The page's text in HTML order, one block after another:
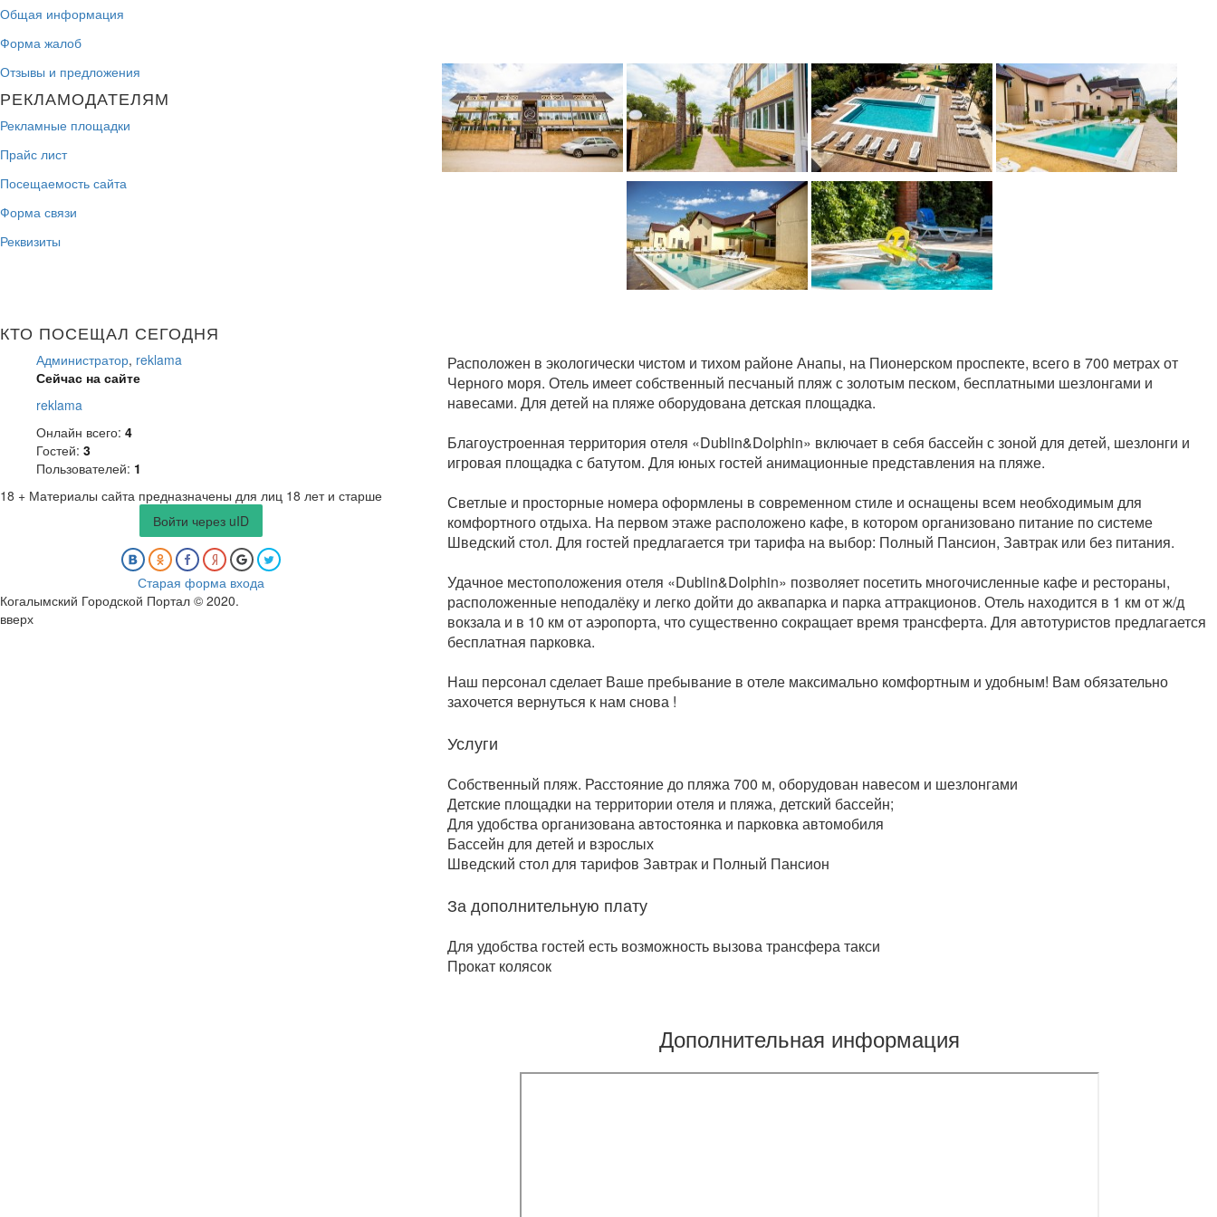
Расположен в экологически чистом и тихом районе Анапы, на Пионерском проспекте, всего в 700 метрах от
Черного моря. Отель имеет собственный песчаный пляж с золотым песком, бесплатными шезлонгами и
навесами. Для детей на пляже оборудована детская площадка.
Благоустроенная территория отеля «Dublin&Dolphin» включает в себя бассейн с зоной для детей, шезлонги и
игровая площадка с батутом. Для юных гостей анимационные представления на пляже.
Светлые и просторные номера оформлены в современном стиле и оснащены всем необходимым для
комфортного отдыха. На первом этаже расположено кафе, в котором организовано питание по системе
Шведский стол. Для гостей предлагается три тарифа на выбор: Полный Пансион, Завтрак или без питания.
Удачное местоположения отеля «Dublin&Dolphin» позволяет посетить многочисленные кафе и рестораны,
расположенные неподалёку и легко дойти до аквапарка и парка аттракционов. Отель находится в 1 км от ж/д
вокзала и в 10 км от аэропорта, что существенно сокращает время трансферта. Для автотуристов предлагается
бесплатная парковка.
Наш персонал сделает Ваше пребывание в отеле максимально комфортным и удобным! Вам обязательно
захочется вернуться к нам снова !
Услуги
Собственный пляж. Расстояние до пляжа 700 м, оборудован навесом и шезлонгами
Детские площадки на территории отеля и пляжа, детский бассейн;
Для удобства организована автостоянка и парковка автомобиля
Бассейн для детей и взрослых
Шведский стол для тарифов Завтрак и Полный Пансион
За дополнительную плату
Для удобства гостей есть возможность вызова трансфера такси
Прокат колясок
Дополнительная информация
Общая информация
Форма жалоб
Отзывы и предложения
РЕКЛАМОДАТЕЛЯМ
Рекламные площадки
Прайс лист
Посещаемость сайта
Форма связи
Реквизиты
КТО ПОСЕЩАЛ СЕГОДНЯ
Администратор, reklama
Сейчас на сайте
reklama
Онлайн всего: 4
Гостей: 3
Пользователей: 1
18 + Материалы сайта предназначены для лиц 18 лет и старше
Войти через uID
Старая форма входа
Когалымский Городской Портал © 2020.
вверх